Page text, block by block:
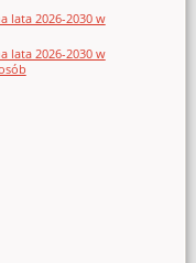
lata 2026-2030 w
lata 2026-2030 w